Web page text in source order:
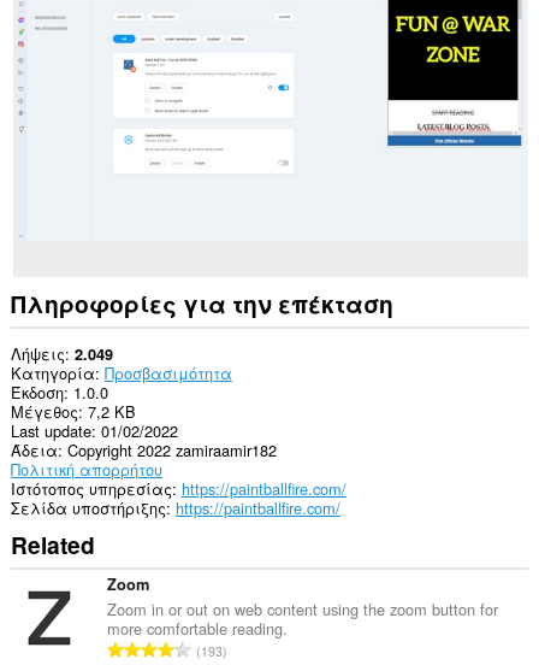
Πληροφορίες για την επέκταση
Λήψεις 2.049
Κατηγορία Προσβασιμότητα
Έκδοση 1.0.0
Μέγεθος 7,2 KB
Last update 01/02/2022
Άδεια Copyright 2022 zamiraamir182
Πολιτική απορρήτου
Ιστότοπος υπηρεσίας https://paintballfire.com/
Σελίδα υποστήριξης https://paintballfire.com/
Related
Zoom
Zoom in or out on web content using the zoom button for
more comfortable reading.
Σ193